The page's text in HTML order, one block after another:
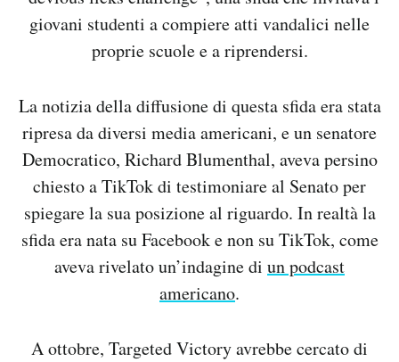
giovani studenti a compiere atti vandalici nelle
proprie scuole e a riprendersi.
La notizia della diffusione di questa sfida era stata
ripresa da diversi media americani, e un senatore
Democratico, Richard Blumenthal, aveva persino
chiesto a TikTok di testimoniare al Senato per
spiegare la sua posizione al riguardo. In realtà la
sfida era nata su Facebook e non su TikTok, come
aveva rivelato un’indagine di un podcast
americano.
A ottobre, Targeted Victory avrebbe cercato di